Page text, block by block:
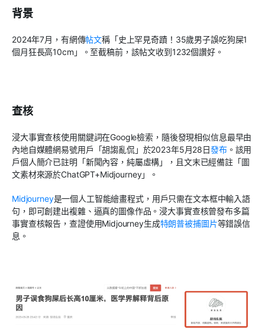
背景
2024年7月，有網傳帖文稱「史上罕見奇蹟！ 35歲男子誤吃狗屎1
個月狂長高10cm 」。至截稿前，該帖文收到1232個讚好。
查核
浸大事實查核使用關鍵詞在Google檢索，隨後發現相似信息最早由
內地自媒體網易號用戶「胡謅亂侃」於2023年5月28日發布。該用
戶個人簡介已註明「新聞內容，純屬虛構」，且文末已經備註「圖
文素材來源於ChatGPT+Midjourney」。
Midjourney是一個人工智能繪畫程式，用戶只需在文本框中輸入語
句，即可創建出複雜、逼真的圖像作品。浸大事實查核曾發布多篇
事實查核報告，查證使用Midjourney生成特朗普被捕圖片等錯誤信
息。